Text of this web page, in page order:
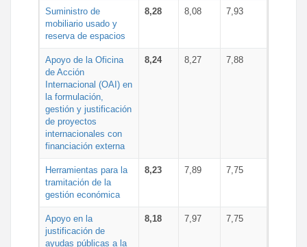
Suministro de
mobiliario usado y
reserva de espacios
8,28 8,08 7,93
Apoyo de la Oficina
de Acción
Internacional (OAI) en
la formulación,
gestión y justificación
de proyectos
internacionales con
financiación externa
8,24 8,27 7,88
Herramientas para la
tramitación de la
gestión económica
8,23 7,89 7,75
Apoyo en la
justificación de
ayudas públicas a la
8,18 7,97 7,75